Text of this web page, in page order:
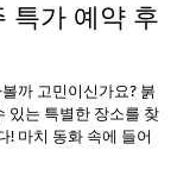
특가 예약 후
까 고민이신가요? 붉
있는 특별한 장소를 찾
! 마치 동화 속에 들어